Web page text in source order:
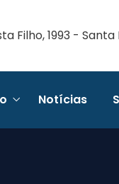
Filho, 1993 - Santa
Notícias